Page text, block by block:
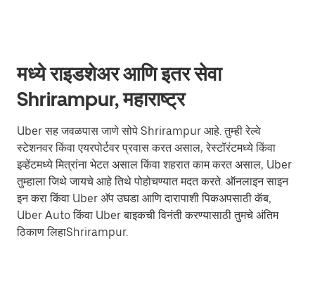
मध्ये राइडशेअर आणि इतर सेवा
Shrirampur, महाराष्ट्र
Uber सह जवळपास जाणे सोपे Shrirampur आहे. तुम्ही रेल्वे
स्टेशनवर किंवा एयरपोर्टवर प्रवास करत असाल, रेस्टॉरंटमध्ये किंवा
इव्हेंटमध्ये मित्रांना भेटत असाल किंवा शहरात काम करत असाल, Uber
तुम्हाला जिथे जायचे आहे तिथे पोहोचण्यात मदत करते. ऑनलाइन साइन
इन करा किंवा Uber अ‍ॅप उघडा आणि दारापाशी पिकअपसाठी कॅब,
Uber Auto किंवा Uber बाइकची विनंती करण्यासाठी तुमचे अंतिम
ठिकाण लिहाShrirampur.